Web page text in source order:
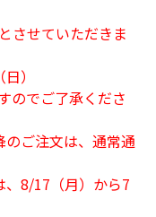
させていただきま
）
のでご了承くださ
のご注文は、通常通
、8/17（月）から7